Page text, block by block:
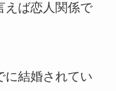
えば恋人関係で
に結婚されてい